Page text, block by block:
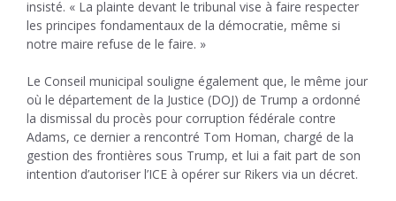
insisté. « La plainte devant le tribunal vise à faire respecter
les principes fondamentaux de la démocratie, même si
notre maire refuse de le faire. »
Le Conseil municipal souligne également que, le même jour
où le département de la Justice (DOJ) de Trump a ordonné
la dismissal du procès pour corruption fédérale contre
Adams, ce dernier a rencontré Tom Homan, chargé de la
gestion des frontières sous Trump, et lui a fait part de son
intention d’autoriser l’ICE à opérer sur Rikers via un décret.